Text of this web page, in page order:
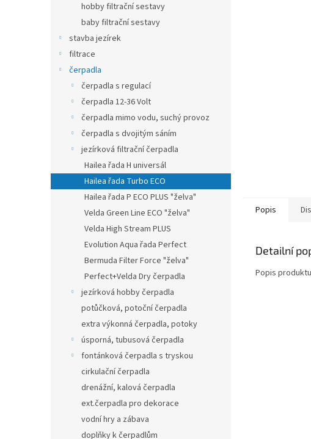
hobby filtrační sestavy
baby filtrační sestavy
stavba jezírek
filtrace
čerpadla
čerpadla s regulací
čerpadla 12-36 Volt
čerpadla mimo vodu, suchý provoz
čerpadla s dvojitým sáním
jezírková filtrační čerpadla
Hailea řada H universál
Hailea řada Turbo ECO
Hailea řada P ECO PLUS "želva"
Velda Green Line ECO "želva"
Velda High Stream PLUS
Evolution Aqua řada Perfect
Bermuda Filter Force "želva"
Perfect+Velda Dry čerpadla
jezírková hobby čerpadla
potůčková, potoční čerpadla
extra výkonná čerpadla, potoky
úsporná, tubusová čerpadla
fontánková čerpadla s tryskou
cirkulační čerpadla
drenážní, kalová čerpadla
ext.čerpadla pro dekorace
vodní hry a zábava
doplňky k čerpadlům
Popis
Detailní
Popis